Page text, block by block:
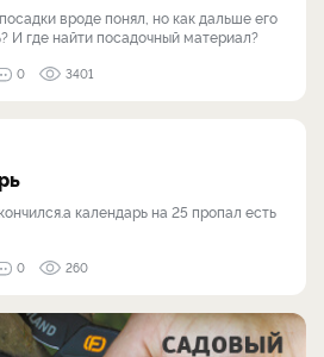
вроде понял, но как дальше его
И где найти посадочный материал?
0 3401
календарь на 25 пропал есть
0 260